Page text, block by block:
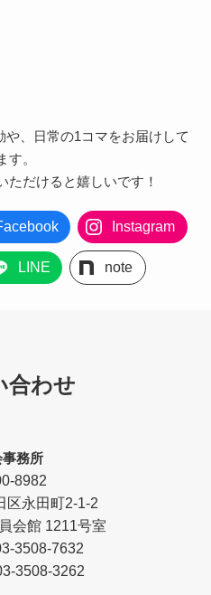
、日常の1コマをお届けして
す。
ただけると嬉しいです！
Instagram
LINE note
合わせ
事務所
8982
区永田町2-1-2
会館 1211号室
3508-7632
3508-3262